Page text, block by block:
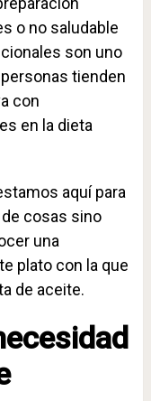
o no saludable
son uno
tienden
con
en la dieta
aquí para
cosas sino
una
plato con la que
de aceite.